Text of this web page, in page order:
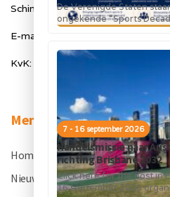
De Verenigde Staten
ongekende “Sports
topsportevenementen
7 - 16 september 2026
Handelsmissie naar
richting Brisbane 2032
Click here for the post in
16 september 2026
Schimmelt 40, 5611 ZX
E-mail:
KvK: 50334905
Menu
Home
Nieuws